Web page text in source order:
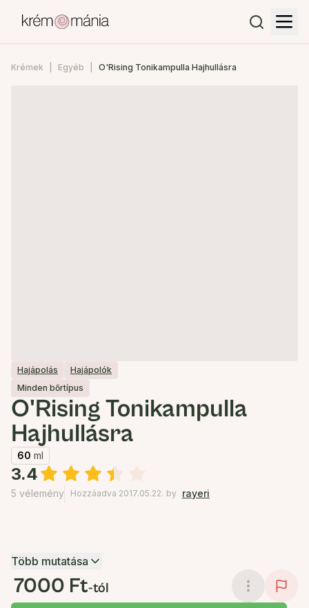
Krémek Egyéb O'Rising Tonikampulla Hajhullásra
Hajápolás
Hajápolók
Minden bőrtípus
O'Rising Tonikampulla
Hajhullásra
60 ml
3.4
5 vélemény Hozzáadva 2017.05.22. by rayeri
Több mutatása
7000 Ft-tól